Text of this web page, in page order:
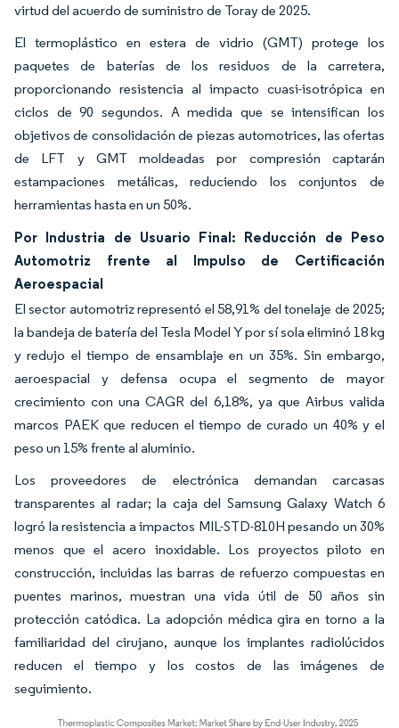
virtud del acuerdo de suministro de Toray de 2025.
El termoplástico en estera de vidrio (GMT) protege los
paquetes de baterías de los residuos de la carretera,
proporcionando resistencia al impacto cuasi-isotrópica en
ciclos de 90 segundos. A medida que se intensifican los
objetivos de consolidación de piezas automotrices, las ofertas
de LFT y GMT moldeadas por compresión captarán
estampaciones metálicas, reduciendo los conjuntos de
herramientas hasta en un 50%.
Por Industria de Usuario Final: Reducción de Peso
Automotriz frente al Impulso de Certificación
Aeroespacial
El sector automotriz representó el 58,91% del tonelaje de 2025;
la bandeja de batería del Tesla Model Y por sí sola eliminó 18 kg
y redujo el tiempo de ensamblaje en un 35%. Sin embargo,
aeroespacial y defensa ocupa el segmento de mayor
crecimiento con una CAGR del 6,18%, ya que Airbus valida
marcos PAEK que reducen el tiempo de curado un 40% y el
peso un 15% frente al aluminio.
Los proveedores de electrónica demandan carcasas
transparentes al radar; la caja del Samsung Galaxy Watch 6
logró la resistencia a impactos MIL-STD-810H pesando un 30%
menos que el acero inoxidable. Los proyectos piloto en
construcción, incluidas las barras de refuerzo compuestas en
puentes marinos, muestran una vida útil de 50 años sin
protección catódica. La adopción médica gira en torno a la
familiaridad del cirujano, aunque los implantes radiolúcidos
reducen el tiempo y los costos de las imágenes de
seguimiento.